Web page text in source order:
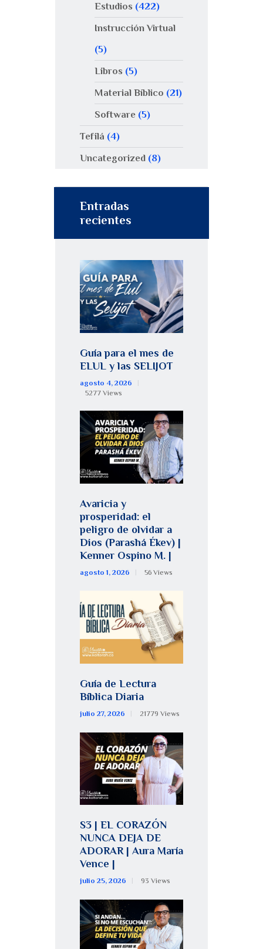
Estudios (422)
Instrucción Virtual
(5)
Libros (5)
Material Bíblico (21)
Software(5)
Tefilá (4)
Uncategorized (8)
Entradas
recientes
Guía para el mes de
ELUL y las SELIJOT
agosto 4, 2026
5277 Views
Avaricia y
prosperidad: el
peligro de olvidar a
Dios (Parashá Ékev) |
Kenner Ospino M. |
agosto 1, 2026 56 Views
Guía de Lectura
Bíblica Diaria
julio 27, 2026 21779 Views
S3 | EL CORAZÓN
NUNCA DEJA DE
ADORAR | Aura María
Vence |
julio 25, 2026 93 Views